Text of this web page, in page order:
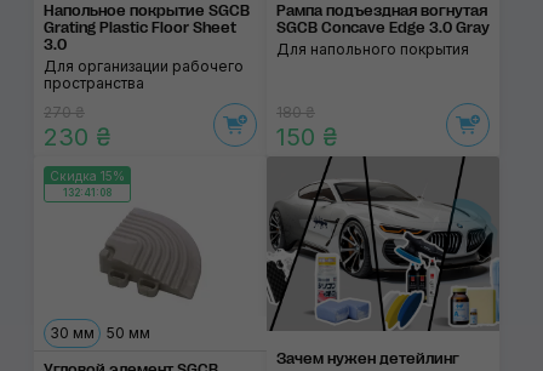
Напольное покрытие SGCB
Grating Plastic Floor Sheet
3.0
Для организации рабочего
пространства
270 ₴
230 ₴
Рампа подъездная вогнутая
SGCB Concave Edge 3.0 Gray
Для напольного покрытия
180 ₴
150 ₴
Скидка 15%
132:41:08
30 мм 50 мм
Зачем нужен детейлинг